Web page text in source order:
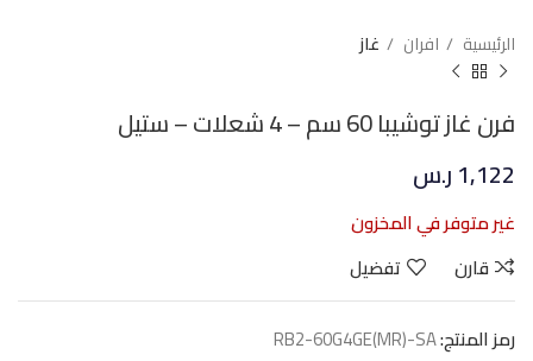
الرئيسية افران غاز
فرن غاز توشيبا 60 سم – 4 شعلات – ستيل
1,122ر.س
غير متوفر في المخزون
قارن
تفضيل
رمز المنتج:RB2-60G4GE(MR)-SA